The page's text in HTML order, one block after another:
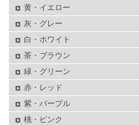
黄・イエロー
灰・グレー
白・ホワイト
茶・ブラウン
緑・グリーン
赤・レッド
紫・パープル
桃・ピンク